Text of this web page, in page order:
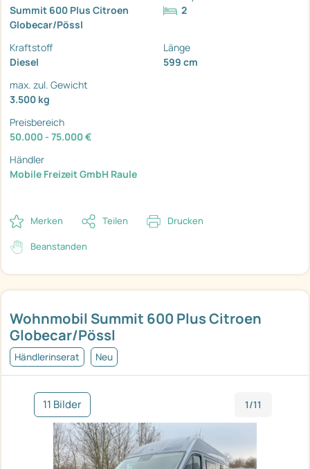
Wohnmobil Summit 600 Plus Citroen
Globecar/Pössl
Händlerinserat Neu
11 Bilder 1/11
Summit 600 Plus Citroen
Globecar/Pössl
2
Kraftstoff
Diesel
Länge
599 cm
max. zul. Gewicht
3.500 kg
Preisbereich
50.000 - 75.000 €
Händler
Mobile Freizeit GmbH Raule
Merken Teilen Drucken
Beanstanden